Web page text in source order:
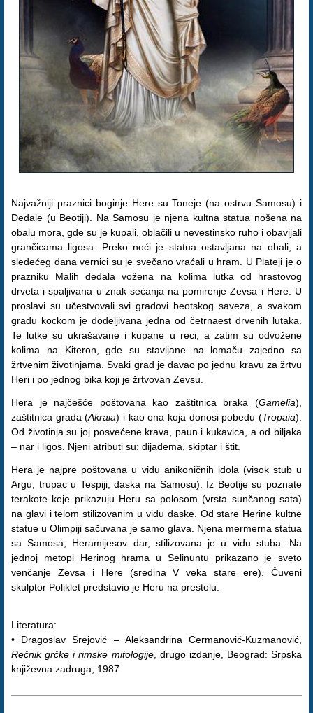
Najvažniji praznici boginje Here su Toneje (na ostrvu Samosu) i
Dedale (u Beotiji). Na Samosu je njena kultna statua nošena na
obalu mora, gde su je kupali, oblačili u nevestinsko ruho i obavijali
grančicama ligosa. Preko noći je statua ostavljana na obali, a
sledećeg dana vernici su je svečano vraćali u hram. U Plateji je o
prazniku Malih dedala vožena na kolima lutka od hrastovog
drveta i spaljivana u znak sećanja na pomirenje Zevsa i Here. U
proslavi su učestvovali svi gradovi beotskog saveza, a svakom
gradu kockom je dodeljivana jedna od četrnaest drvenih lutaka.
Te lutke su ukrašavane i kupane u reci, a zatim su odvožene
kolima na Kiteron, gde su stavljane na lomaču zajedno sa
žrtvenim životinjama. Svaki grad je davao po jednu kravu za žrtvu
Heri i po jednog bika koji je žrtvovan Zevsu.
Hera je najčešće poštovana kao zaštitnica braka (Gamelia),
zaštitnica grada (Akraia) i kao ona koja donosi pobedu (Tropaia).
Od životinja su joj posvećene krava, paun i kukavica, a od biljaka
– nar i ligos. Njeni atributi su: dijadema, skiptar i štit.
Hera je najpre poštovana u vidu anikoničnih idola (visok stub u
Argu, trupac u Tespiji, daska na Samosu). Iz Beotije su poznate
terakote koje prikazuju Heru sa polosom (vrsta sunčanog sata)
na glavi i telom stilizovanim u vidu daske. Od stare Herine kultne
statue u Olimpiji sačuvana je samo glava. Njena mermerna statua
sa Samosa, Heramijesov dar, stilizovana je u vidu stuba. Na
jednoj metopi Herinog hrama u Selinuntu prikazano je sveto
venčanje Zevsa i Here (sredina V veka stare ere). Čuveni
skulptor Poliklet predstavio je Heru na prestolu.
Literatura:
• Dragoslav Srejović – Aleksandrina Cermanović-Kuzmanović,
Rečnik grčke i rimske mitologije, drugo izdanje, Beograd: Srpska
književna zadruga, 1987